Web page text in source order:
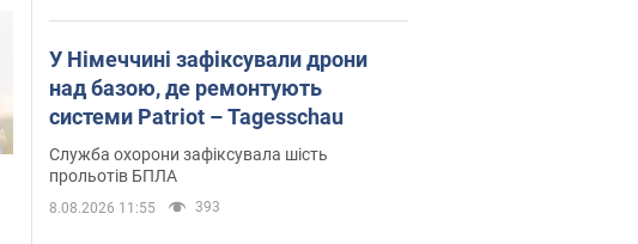
У Німеччині зафіксували дрони
над базою, де ремонтують
системи Patriot – Tagesschau
Служба охорони зафіксувала шість
прольотів БПЛА
8.08.2026 11:55 393